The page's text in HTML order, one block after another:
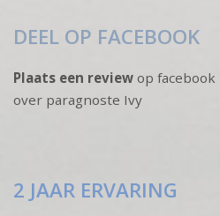
DEEL OP FACEBOOK
Plaats een review op facebook
over paragnoste Ivy
2 JAAR ERVARING